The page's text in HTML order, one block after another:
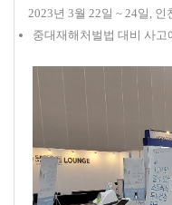
2023년 3월 22일 ~ 24일 , 인
중대재해처벌법 대비 사고